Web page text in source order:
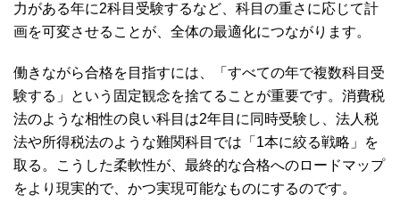
力がある年に2科目受験するなど、科目の重さに応じて計
画を可変させることが、全体の最適化につながります。
働きながら合格を目指すには、「すべての年で複数科目受
験する」という固定観念を捨てることが重要です。消費税
法のような相性の良い科目は2年目に同時受験し、法人税
法や所得税法のような難関科目では「1本に絞る戦略」を
取る。こうした柔軟性が、最終的な合格へのロードマップ
をより現実的で、かつ実現可能なものにするのです。